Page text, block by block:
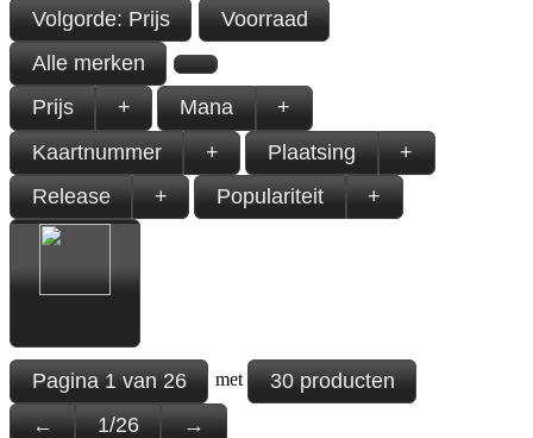
Volgorde: Prijs
Voorraad
Alle merken
Prijs
+ Mana
+
Kaartnummer
+ Plaatsing
+
Release
+ Populariteit +
Pagina1van26 met
30 producten
←
1/26 →